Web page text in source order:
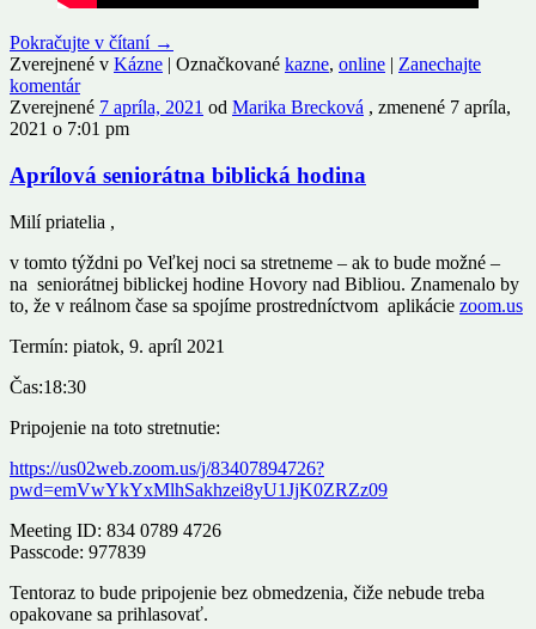
Pokračujte v čítaní →
Zverejnené v Kázne | Označkované kazne, online | Zanechajte
komentár
Zverejnené 7 apríla, 2021 od Marika Brecková , zmenené 7 apríla,
2021 o 7:01 pm
Aprílová seniorátna biblická hodina
Milí priatelia ,
v tomto týždni po Veľkej noci sa stretneme – ak to bude možné –
na seniorátnej biblickej hodine Hovory nad Bibliou. Znamenalo by
to, že v reálnom čase sa spojíme prostredníctvom aplikácie zoom.us
Termín: piatok, 9. apríl 2021
Čas:18:30
Pripojenie na toto stretnutie:
https://us02web.zoom.us/j/83407894726?
pwd=emVwYkYxMlhSakhzei8yU1JjK0ZRZz09
Meeting ID: 834 0789 4726
Passcode: 977839
Tentoraz to bude pripojenie bez obmedzenia, čiže nebude treba
opakovane sa prihlasovať.